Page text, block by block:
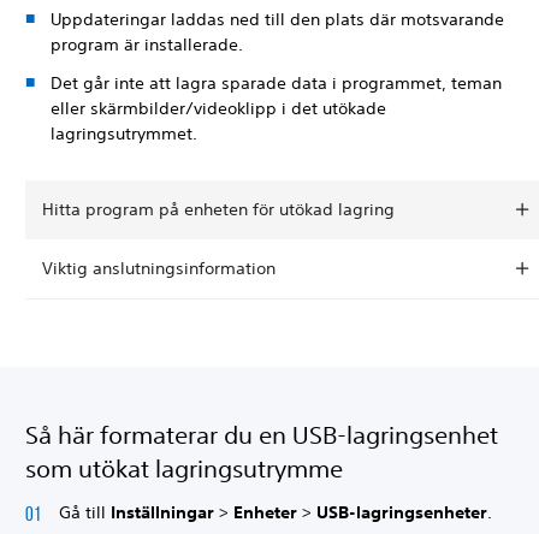
Uppdateringar laddas ned till den plats där motsvarande
program är installerade.
Det går inte att lagra sparade data i programmet, teman
eller skärmbilder/videoklipp i det utökade
lagringsutrymmet.
Hitta program på enheten för utökad lagring
Viktig anslutningsinformation
Så här formaterar du en USB-lagringsenhet
som utökat lagringsutrymme
Gå till Inställningar > Enheter > USB-lagringsenheter